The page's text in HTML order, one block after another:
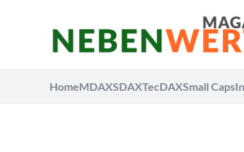
HomeMDAXSDAXTecDAXSmall Caps